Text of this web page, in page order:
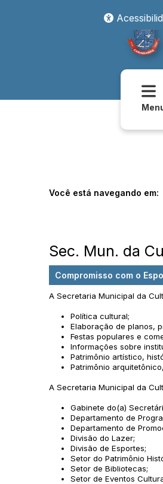
Você está navegando em:
Sec. Mun. da
Compromisso com o
A Secretaria Municipal da
Política cultural;
Elaboração de planos,
Festas populares e
Informações sobre
Patrimônio artístico,
Patrimônio
A Secretaria Municipal da
Gabinete do(a)
Departamento de
Departamento de
Divisão do Lazer;
Divisão de Esportes;
Setor do Patrimônio
Setor de Bibliotecas;
Setor de Eventos